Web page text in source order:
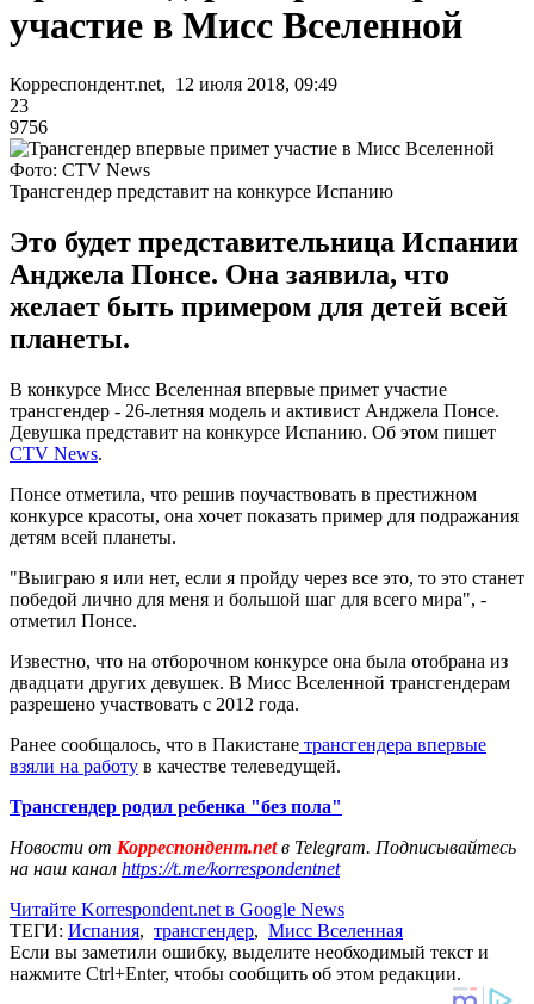
участие в Мисс Вселенной
Корреспондент.net, 12 июля 2018, 09:49
23
9756
Фото: CTV News
Трансгендер представит на конкурсе Испанию
Это будет представительница Испании
Анджела Понсе. Она заявила, что
желает быть примером для детей всей
планеты.
В конкурсе Мисс Вселенная впервые примет участие
трансгендер - 26-летняя модель и активист Анджела Понсе.
Девушка представит на конкурсе Испанию. Об этом пишет
CTV News.
Понсе отметила, что решив поучаствовать в престижном
конкурсе красоты, она хочет показать пример для подражания
детям всей планеты.
"Выиграю я или нет, если я пройду через все это, то это станет
победой лично для меня и большой шаг для всего мира", -
отметил Понсе.
Известно, что на отборочном конкурсе она была отобрана из
двадцати других девушек. В Мисс Вселенной трансгендерам
разрешено участвовать с 2012 года.
Ранее сообщалось, что в Пакистане трансгендера впервые
взяли на работу в качестве телеведущей.
Трансгендер родил ребенка "без пола"
Новости от Корреспондент.netв Telegram. Подписывайтесь
на наш канал https://t.me/korrespondentnet
Читайте Korrespondent.net в Google News
ТЕГИ: Испания, трансгендер, Мисс Вселенная
Если вы заметили ошибку, выделите необходимый текст и
нажмите Ctrl+Enter, чтобы сообщить об этом редакции.